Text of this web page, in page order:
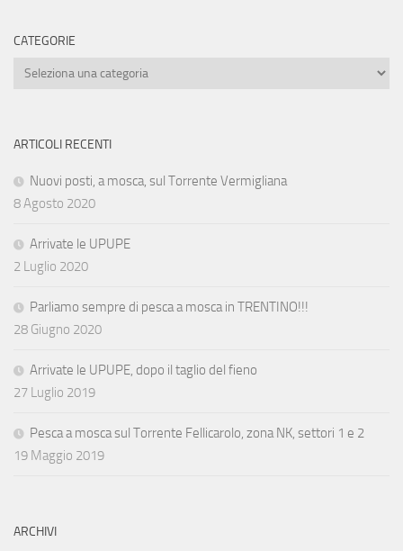
CATEGORIE
Categorie
ARTICOLI RECENTI
Nuovi posti, a mosca, sul Torrente Vermigliana
8 Agosto 2020
Arrivate le UPUPE
2 Luglio 2020
Parliamo sempre di pesca a mosca in TRENTINO!!!
28 Giugno 2020
Arrivate le UPUPE, dopo il taglio del fieno
27 Luglio 2019
Pesca a mosca sul Torrente Fellicarolo, zona NK, settori 1 e 2
19 Maggio 2019
ARCHIVI